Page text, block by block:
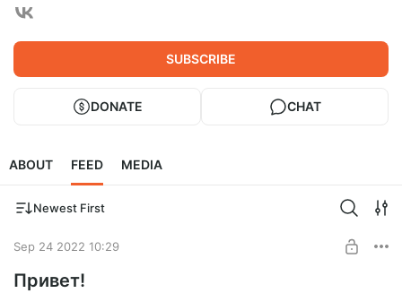
SUBSCRIBE
DONATE CHAT
ABOUT FEED MEDIA
Newest First
Sep 24 2022 10:29
Привет!